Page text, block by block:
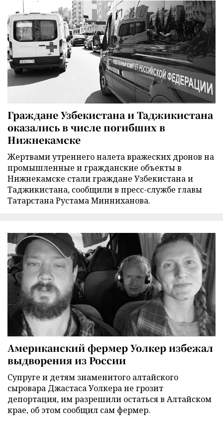
Граждане Узбекистана и Таджикистана
оказались в числе погибших в
Нижнекамске
Жертвами утреннего налета вражеских дронов на
промышленные и гражданские объекты в
Нижнекамске стали граждане Узбекистана и
Таджикистана, сообщили в пресс-службе главы
Татарстана Рустама Минниханова.
Американский фермер Уолкер избежал
выдворения из России
Супруге и детям знаменитого алтайского
сыровара Джастаса Уолкера не грозит
депортация, им разрешили остаться в Алтайском
крае, об этом сообщил сам фермер.